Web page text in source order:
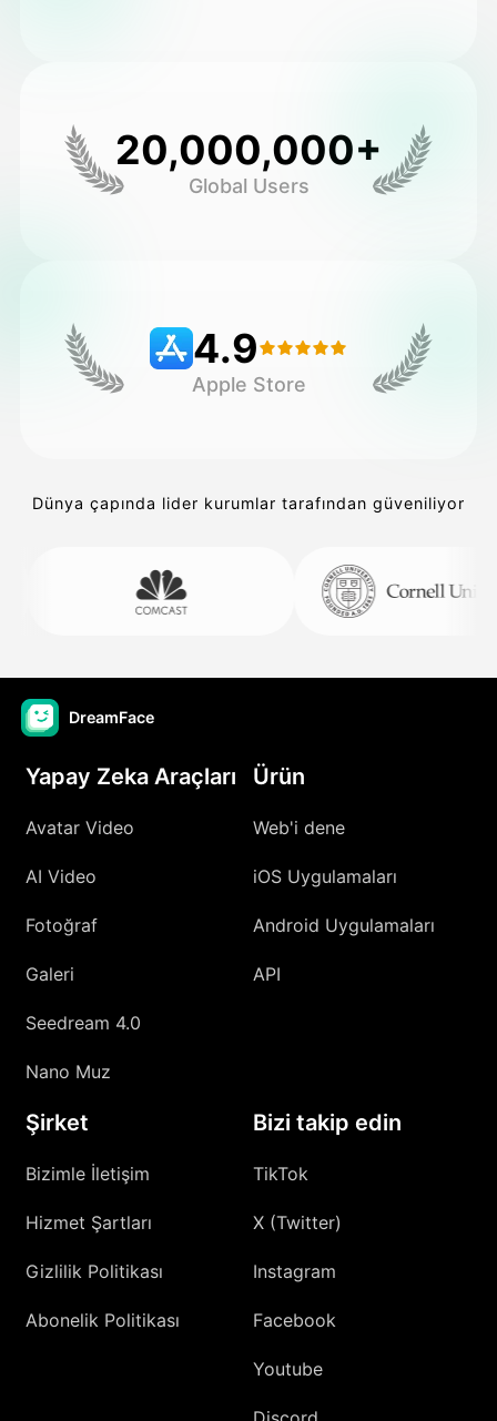
20,000,000+
Global Users
4.9
Apple Store
Dünya çapında lider kurumlar tarafından güveniliyor
DreamFace
Yapay Zeka Araçları
Avatar Video
AI Video
Fotoğraf
Galeri
Seedream 4.0
Nano Muz
Ürün
Web'i dene
iOS Uygulamaları
Android Uygulamaları
API
Şirket
Bizimle İletişim
Hizmet Şartları
Gizlilik Politikası
Abonelik Politikası
Bizi takip edin
TikTok
X (Twitter)
Instagram
Facebook
Youtube